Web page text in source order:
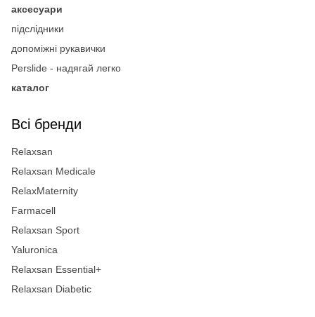
аксесуари
підслідники
допоміжні рукавички
Perslide - надягай легко
каталог
Всі бренди
Relaxsan
Relaxsan Medicale
RelaxMaternity
Farmacell
Relaxsan Sport
Yaluronica
Relaxsan Essential+
Relaxsan Diabetic